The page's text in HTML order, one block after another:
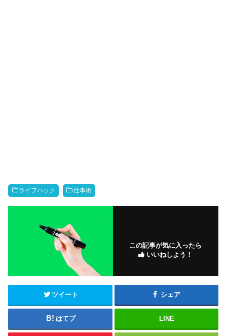
ライフハック 仕事術
この記事が気に入ったら
いいねしよう！
ツイート シェア
はてブ LINE